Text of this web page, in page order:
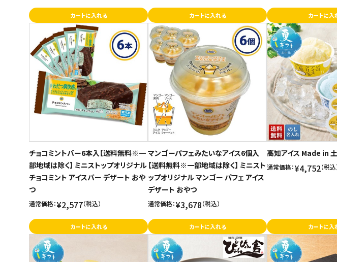
カートに入れる カートに入れる カートに入
チョコミントバー6本入【送料無料※一
部地域は除く】 ミニストップオリジナル
チョコミント アイスバー デザート おや
つ
通常価格：¥2,577（税込）
カートに入れる
マンゴーパフェみたいなアイス6個入
【送料無料※一部地域は除く】 ミニスト
ップオリジナル マンゴー パフェ アイス
デザート おやつ
通常価格：¥3,678（税込）
カートに入れる
高知アイス Made in
通常価格：¥4,752（税込
カートに入